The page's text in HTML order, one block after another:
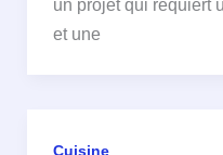
un projet qui requiert
et une
Cuisine